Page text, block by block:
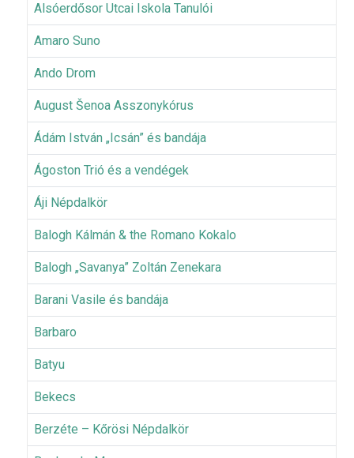
Alsóerdősor Utcai Iskola Tanulói
Amaro Suno
Ando Drom
August Šenoa Asszonykórus
Ádám István „Icsán” és bandája
Ágoston Trió és a vendégek
Áji Népdalkör
Balogh Kálmán & the Romano Kokalo
Balogh „Savanya” Zoltán Zenekara
Barani Vasile és bandája
Barbaro
Batyu
Bekecs
Berzéte – Kőrösi Népdalkör